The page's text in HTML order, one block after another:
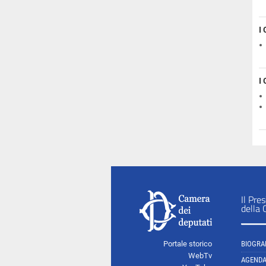
I
I
Portale storico
WebTv
Il
della
AGENDA